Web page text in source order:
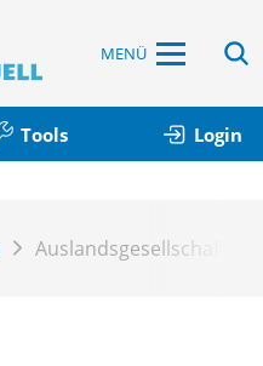
MENÜ
Tools Login
Auslandsgesellschaft: